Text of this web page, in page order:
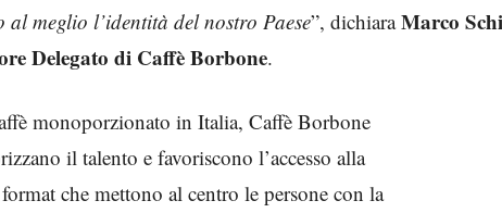
al meglio l’identità del nostro Paese”, dichiaraMarco
Delegato di Caffè Borbone.
monoporzionato in Italia, Caffè Borbone
il talento e favoriscono l’accesso alla
che mettono al centro le persone con la